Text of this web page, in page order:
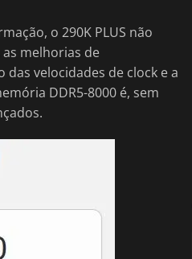
o 290K PLUS não
melhorias de
velocidades de clock e a
DDR5-8000 é, sem